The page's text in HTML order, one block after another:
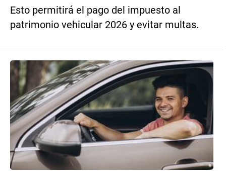
Esto permitirá el pago del impuesto al
patrimonio vehicular 2026 y evitar multas.